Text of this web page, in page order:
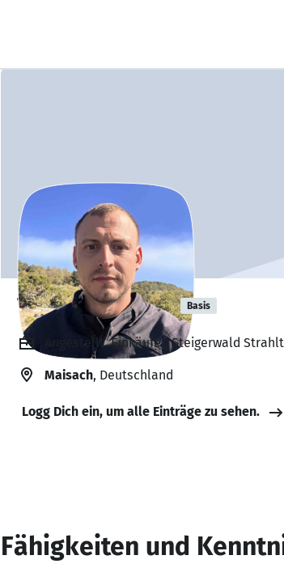
Tony Herzinger Basis
Angestellt, Einkäufer, Steigerwald
Maisach, Deutschland
Logg Dich ein, um alle Einträge zu sehen.
Fähigkeiten und